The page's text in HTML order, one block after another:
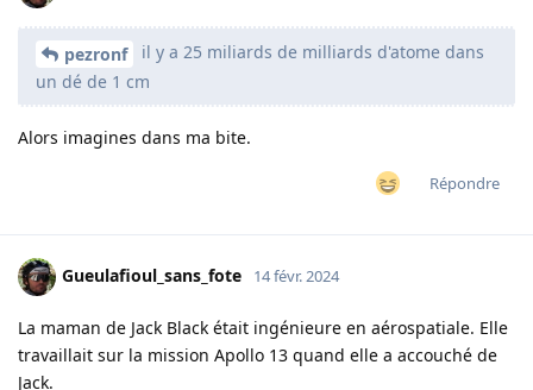
pezronf
il y a 25 miliards de milliards d'atome dans
un dé de 1 cm
Alors imagines dans ma bite.
Répondre
Gueulafioul_sans_fote 14 févr. 2024
La maman de Jack Black était ingénieure en aérospatiale. Elle
travaillait sur la mission Apollo 13 quand elle a accouché de
Jack.